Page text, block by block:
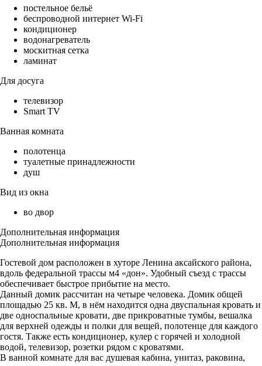
постельное бельё
беспроводной интернет Wi-Fi
кондиционер
водонагреватель
москитная сетка
ламинат
Для досуга
телевизор
Smart TV
Ванная комната
полотенца
туалетные принадлежности
душ
Вид из окна
во двор
Дополнительная информация
Дополнительная информация
Гостевой дом расположен в хуторе Ленина аксайского района,
вдоль федеральной трассы м4 «дон». Удобный съезд с трассы
обеспечивает быстрое прибытие на место.
Данный домик рассчитан на четыре человека. Домик общей
площадью 25 кв. М, в нём находится одна двуспальная кровать и
две односпальные кровати, две прикроватные тумбы, вешалка
для верхней одежды и полки для вещей, полотенце для каждого
гостя. Также есть кондиционер, кулер с горячей и холодной
водой, телевизор, розетки рядом с кроватями.
В ванной комнате для вас душевая кабина, унитаз, раковина,